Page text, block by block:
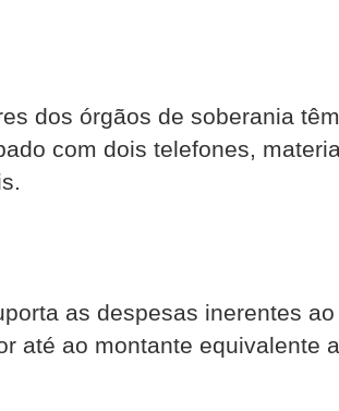
dos órgãos de soberania
com dois telefones,
as despesas inerentes
até ao montante equivalente